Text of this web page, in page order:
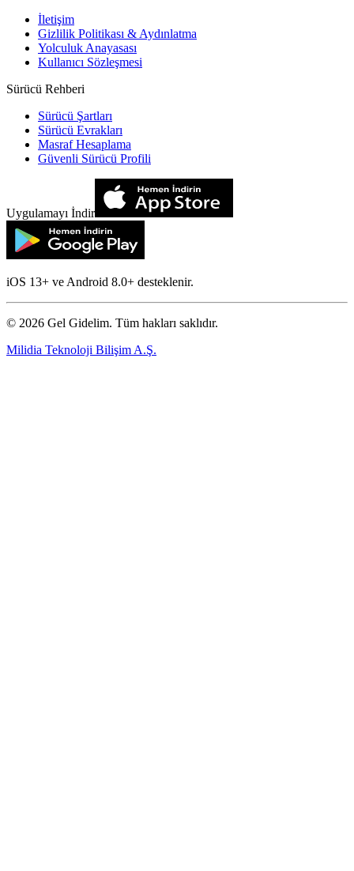
İletişim
Gizlilik Politikası & Aydınlatma
Yolculuk Anayasası
Kullanıcı Sözleşmesi
Sürücü Rehberi
Sürücü Şartları
Sürücü Evrakları
Masraf Hesaplama
Güvenli Sürücü Profili
Uygulamayı İndir
iOS 13+ ve Android 8.0+ desteklenir.
© 2026 Gel Gidelim. Tüm hakları saklıdır.
Milidia Teknoloji Bilişim A.Ş.